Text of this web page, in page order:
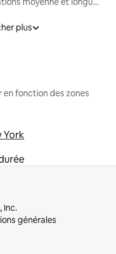
plus
fonction des zones
York
Inc.
générales